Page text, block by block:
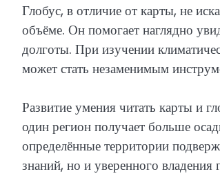
Глобус, в отличие от карты, не
объёме. Он помогает наглядно
долготы. При изучении
может стать незаменимым
Развитие умения читать карты и
один регион получает больше
определённые территории
знаний, но и уверенного